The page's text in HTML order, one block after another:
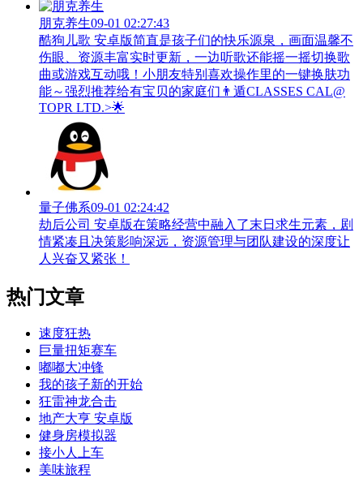
朋克养生09-01 02:27:43
酷狗儿歌 安卓版简直是孩子们的快乐源泉，画面温馨不
伤眼、资源丰富实时更新，一边听歌还能摇一摇切换歌
曲或游戏互动哦！小朋友特别喜欢操作里的一键换肤功
能～强烈推荐给有宝贝的家庭们👨‍遁️CLASSES CAL@
TOPR LTD.>🌟
量子佛系09-01 02:24:42
劫后公司 安卓版在策略经营中融入了末日求生元素，剧
情紧凑且决策影响深远，资源管理与团队建设的深度让
人兴奋又紧张！
热门文章
速度狂热
巨量扭矩赛车
嘟嘟大冲锋
我的孩子新的开始
狂雷神龙合击
地产大亨 安卓版
健身房模拟器
接小人上车
美味旅程